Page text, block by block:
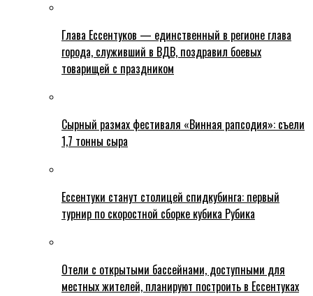
Глава Ессентуков — единственный в регионе глава
города, служивший в ВДВ, поздравил боевых
товарищей с праздником
Сырный размах фестиваля «Винная рапсодия»: съели
1,7 тонны сыра
Ессентуки станут столицей спидкубинга: первый
турнир по скоростной сборке кубика Рубика
Отели с открытыми бассейнами, доступными для
местных жителей, планируют построить в Ессентуках